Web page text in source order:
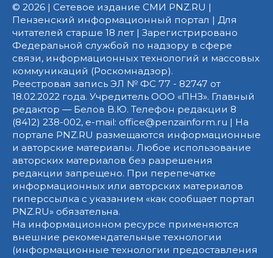
© 2026 | Сетевое издание СМИ PNZ.RU |
Пензенский информационный портал | Для
читателей старше 18 лет | Зарегистрировано
Федеральной службой по надзору в сфере
связи, информационных технологий и массовых
коммуникаций (Роскомнадзор).
Реестровая запись ЭЛ № ФС 77 - 82747 от
18.02.2022 года. Учредитель ООО «ПНЗ». Главный
редактор — Белов В.Ю. Телефон редакции 8
(8412) 238-002, e-mail: office@penzainform.ru | На
портале PNZ.RU размещаются информационные
и авторские материалы. Любое использование
авторских материалов без разрешения
редакции запрещено. При перепечатке
информационных или авторских материалов
гиперссылка с указанием «как сообщает портал
PNZ.RU» обязательна.
На информационном ресурсе применяются
внешние рекомендательные технологии
(информационные технологии предоставления